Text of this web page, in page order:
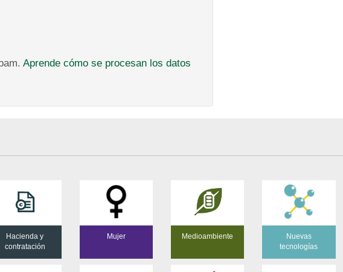
Aprende cómo se procesan los datos
Hacienda y
contratación
Mujer Medioambiente
Nuevas
tecnologías